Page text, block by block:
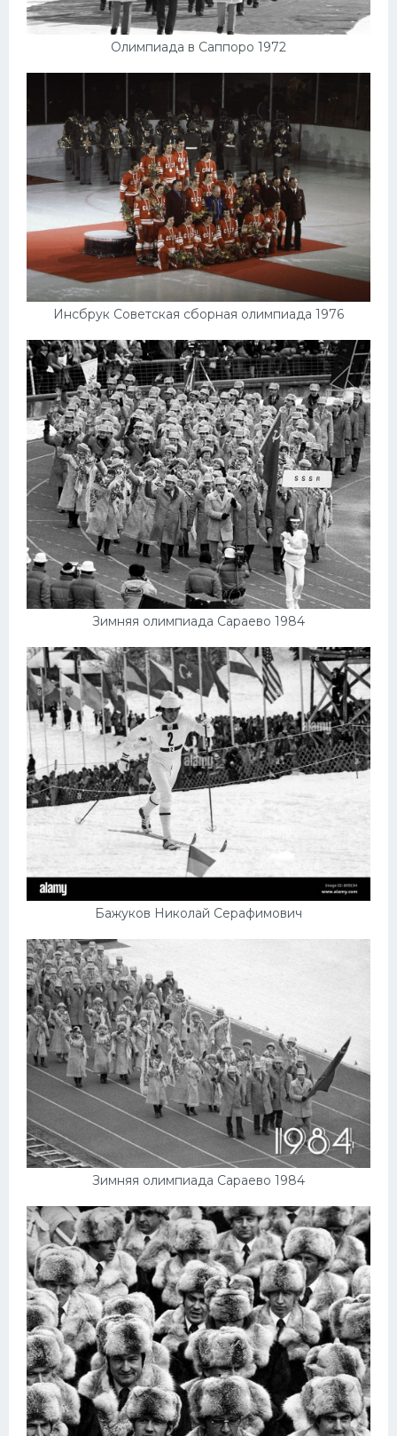
Олимпиада в Саппоро 1972
Инсбрук Советская сборная олимпиада 1976
Зимняя олимпиада Сараево 1984
Бажуков Николай Серафимович
Зимняя олимпиада Сараево 1984